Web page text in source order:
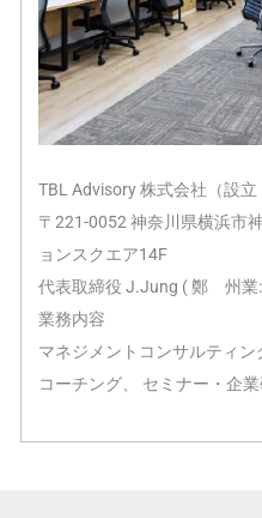
TBL Advisory 株式会社（設立
〒221-0052 神奈川県横浜市
ョンスクエア14F
代表取締役 J.Jung ( 鄭 州
業務内容
マネジメントコンサルティ
コーチング、 セミナー・企